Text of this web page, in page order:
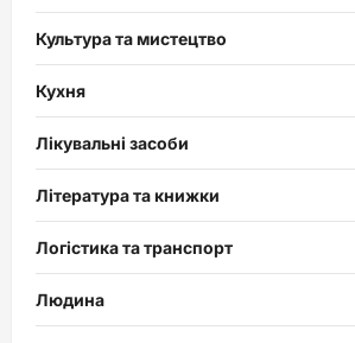
Культура та мистецтво
Кухня
Лікувальні засоби
Література та книжки
Логістика та транспорт
Людина